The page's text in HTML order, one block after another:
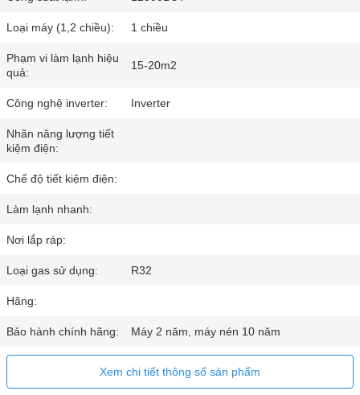
Loại máy (1,2 chiều): 1 chiều
Phạm vi làm lạnh hiệu
quả:
15-20m2
Công nghệ inverter: Inverter
Nhãn năng lượng tiết
kiệm điện:
Chế độ tiết kiệm điện:
Làm lạnh nhanh:
Nơi lắp ráp:
Loại gas sử dụng: R32
Hãng:
Bảo hành chính hãng: Máy 2 năm, máy nén 10 năm
Xem chi tiết thông số sản phẩm